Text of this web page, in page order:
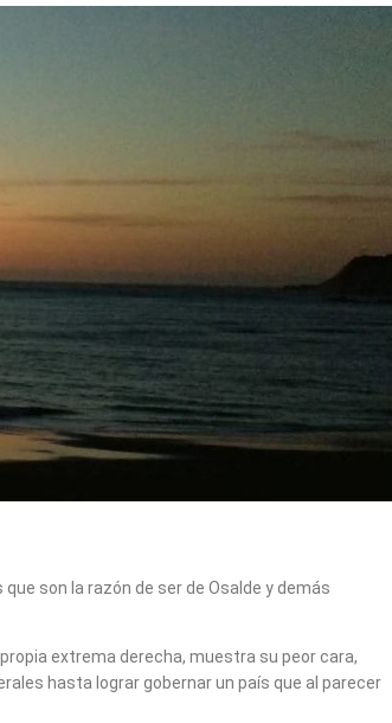
son la razón de ser de Osalde y demás
extrema derecha, muestra su peor cara,
hasta lograr gobernar un país que al parecer